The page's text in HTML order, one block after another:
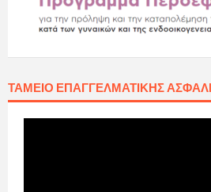
ΤΑΜΕΊΟ ΕΠΑΓΓΕΛΜΑΤΙΚΉΣ